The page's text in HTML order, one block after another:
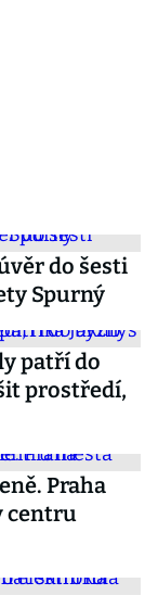
do šesti
Spurný
patří do
prostředí,
Praha
centru